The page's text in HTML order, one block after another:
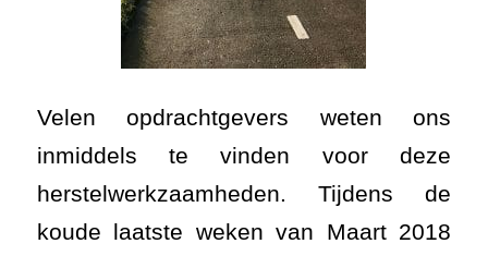
Velen opdrachtgevers weten ons
inmiddels te vinden voor deze
herstelwerkzaamheden. Tijdens de
koude laatste weken van Maart 2018